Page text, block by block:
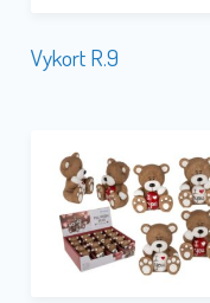
Vykort R.9